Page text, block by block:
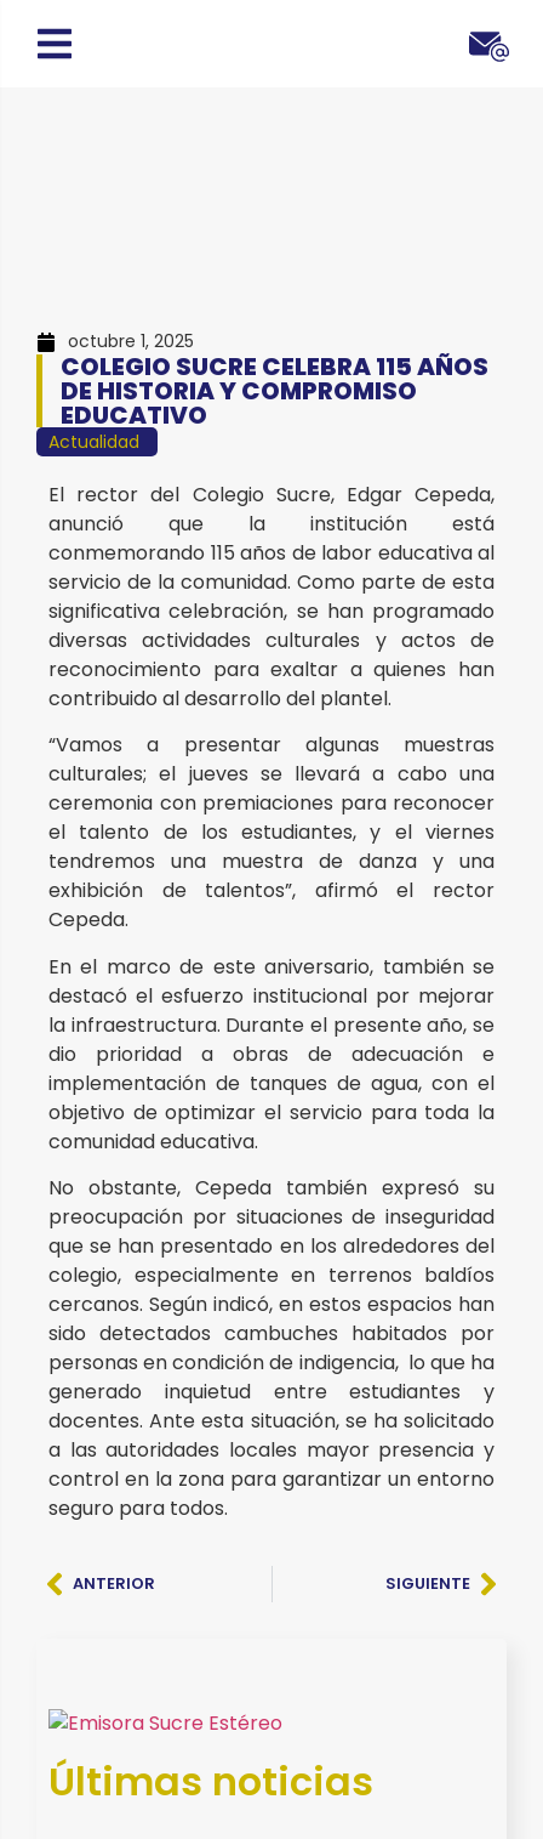
Últimas noticias
octubre 1, 2025
COLEGIO SUCRE CELEBRA 115 AÑOS
DE HISTORIA Y COMPROMISO
EDUCATIVO
Actualidad
El rector del Colegio Sucre, Edgar Cepeda,
anunció que la institución está
conmemorando 115 años de labor educativa al
servicio de la comunidad. Como parte de esta
significativa celebración, se han programado
diversas actividades culturales y actos de
reconocimiento para exaltar a quienes han
contribuido al desarrollo del plantel.
“Vamos a presentar algunas muestras
culturales; el jueves se llevará a cabo una
ceremonia con premiaciones para reconocer
el talento de los estudiantes, y el viernes
tendremos una muestra de danza y una
exhibición de talentos”, afirmó el rector
Cepeda.
En el marco de este aniversario, también se
destacó el esfuerzo institucional por mejorar
la infraestructura. Durante el presente año, se
dio prioridad a obras de adecuación e
implementación de tanques de agua, con el
objetivo de optimizar el servicio para toda la
comunidad educativa.
No obstante, Cepeda también expresó su
preocupación por situaciones de inseguridad
que se han presentado en los alrededores del
colegio, especialmente en terrenos baldíos
cercanos. Según indicó, en estos espacios han
sido detectados cambuches habitados por
personas en condición de indigencia, lo que ha
generado inquietud entre estudiantes y
docentes. Ante esta situación, se ha solicitado
a las autoridades locales mayor presencia y
control en la zona para garantizar un entorno
seguro para todos.
ANTERIOR SIGUIENTE